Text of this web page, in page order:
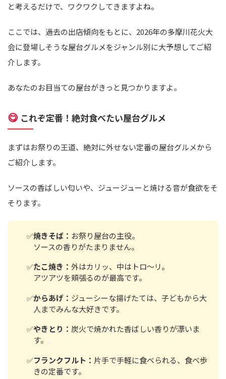
と考えるだけで、ワクワクしてきますよね。
ここでは、過去の出店傾向をもとに、2026年の多摩川花火大
会に登場しそうな屋台グルメをジャンル別に大予想してご紹
介します。
あなたのお目当ての屋台がきっと見つかりますよ。
😋 これぞ定番！絶対食べたい屋台グルメ
まずはお祭りの王道、絶対に外せない定番の屋台グルメから
ご紹介します。
ソースの香ばしい匂いや、ジュージューと焼ける音が食欲をそ
そります。
焼きそば： お祭り屋台の主役。
ソースの香りがたまりません。
たこ焼き： 外はカリッ、中はトロ〜リ。
アツアツを頬張るのが最高です。
からあげ： ジューシーな揚げたては、子どもから大
人までみんな大好きです。
やきとり： 炭火で焼かれた香ばしい香りが漂いま
す。
フランクフルト： 片手で手軽に食べられる、食べ歩
きの定番です。